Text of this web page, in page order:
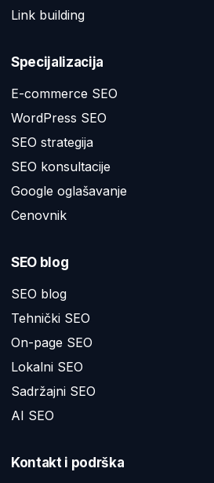
Link building
Specijalizacija
E-commerce SEO
WordPress SEO
SEO strategija
SEO konsultacije
Google oglašavanje
Cenovnik
SEO blog
SEO blog
Tehnički SEO
On-page SEO
Lokalni SEO
Sadržajni SEO
AI SEO
Kontakt i podrška